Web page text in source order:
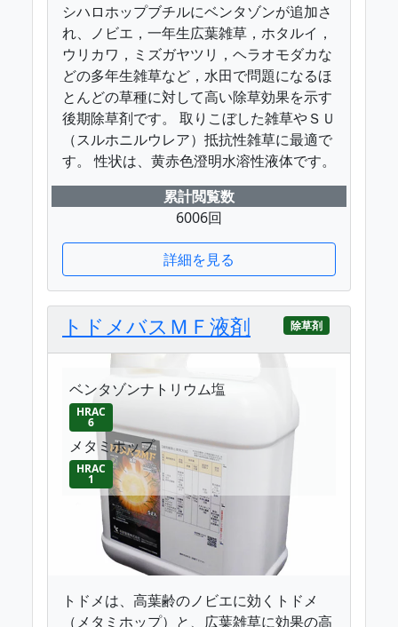
シハロホップブチルにベンタゾンが追加さ
れ、ノビエ，一年生広葉雑草，ホタルイ，
ウリカワ，ミズガヤツリ，ヘラオモダカな
どの多年生雑草など，水田で問題になるほ
とんどの草種に対して高い除草効果を示す
後期除草剤です。 取りこぼした雑草やＳＵ
（スルホニルウレア）抵抗性雑草に最適で
す。 性状は、黄赤色澄明水溶性液体です。
累計閲覧数
6006回
詳細を見る
トドメバスＭＦ液剤 除草剤
ベンタゾンナトリウム塩
HRAC
6
メタミホップ
HRAC
1
トドメは、高葉齢のノビエに効くトドメ
（メタミホップ）と、広葉雑草に効果の高